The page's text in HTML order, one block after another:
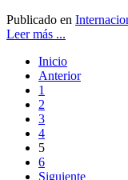
Publicado en
Leer más ...
Inicio
Anterior
1
2
3
4
5
6
Siguiente